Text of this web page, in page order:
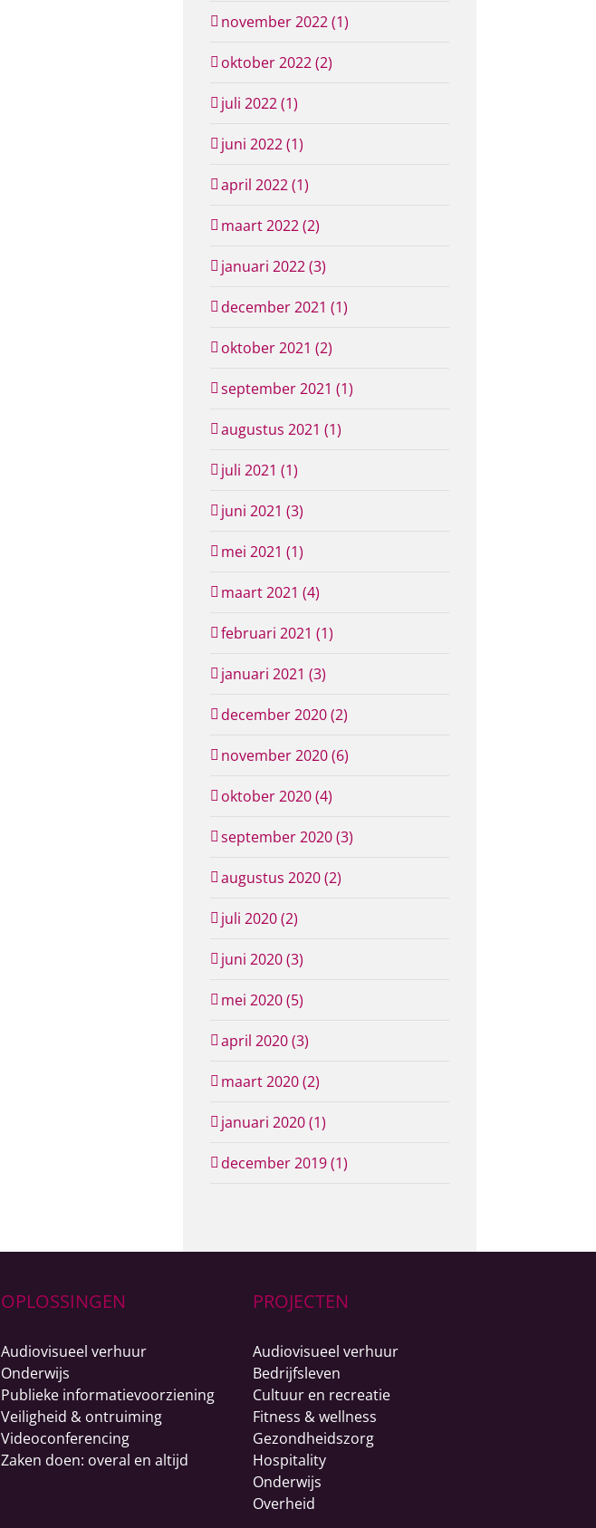
november 2022 (1)
oktober 2022 (2)
juli 2022 (1)
juni 2022 (1)
april 2022 (1)
maart 2022 (2)
januari 2022 (3)
december 2021 (1)
oktober 2021 (2)
september 2021 (1)
augustus 2021 (1)
juli 2021 (1)
juni 2021 (3)
mei 2021 (1)
maart 2021 (4)
februari 2021 (1)
januari 2021 (3)
december 2020 (2)
november 2020 (6)
oktober 2020 (4)
september 2020 (3)
augustus 2020 (2)
juli 2020 (2)
juni 2020 (3)
mei 2020 (5)
april 2020 (3)
maart 2020 (2)
januari 2020 (1)
december 2019 (1)
OPLOSSINGEN
Audiovisueel verhuur
Onderwijs
Publieke informatievoorziening
Veiligheid & ontruiming
Videoconferencing
Zaken doen: overal en altijd
PROJECTEN
Audiovisueel verhuur
Bedrijfsleven
Cultuur en recreatie
Fitness & wellness
Gezondheidszorg
Hospitality
Onderwijs
Overheid